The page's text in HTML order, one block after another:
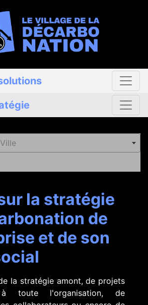
Ville
la stratégie
de
et de son
la stratégie amont, de projets
à toute l'organisation, de